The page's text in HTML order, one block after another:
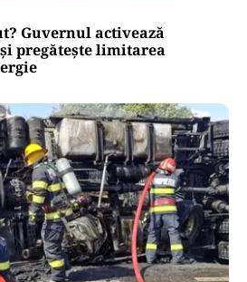
Guvernul activează
pregătește limitarea